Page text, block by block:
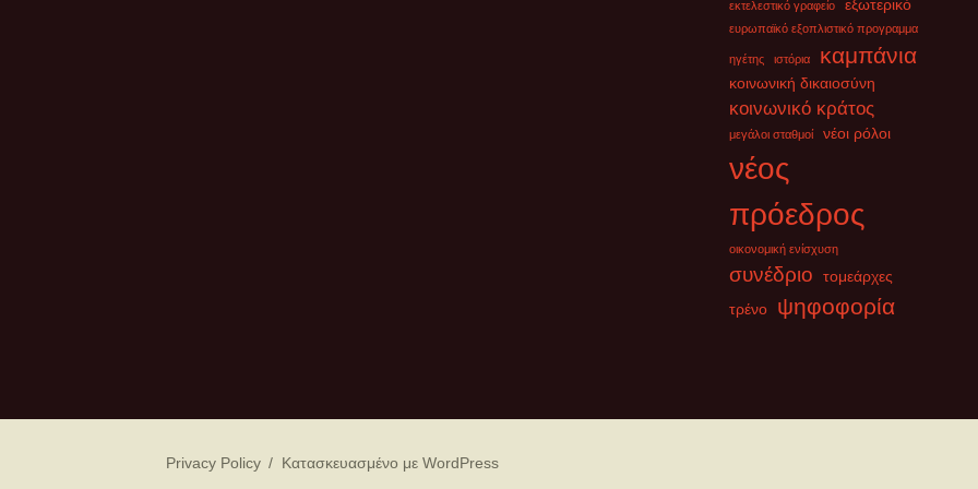
εκτελεστικό γραφείο εξωτερικό
ευρωπαϊκό εξοπλιστικό προγραμμα
ηγέτης ιστόρια καμπάνια
κοινωνική δικαιοσύνη
κοινωνικό κράτος
μεγάλοι σταθμοί νέοι ρόλοι
νέος
πρόεδρος
οικονομική ενίσχυση
συνέδριο
τομεάρχες
τρένο
ψηφοφορία
Privacy Policy Κατασκευασμένο με WordPress